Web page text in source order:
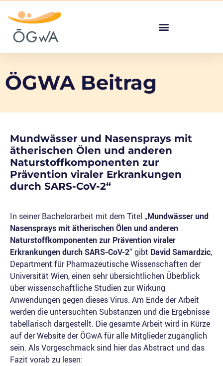
ÖGWA Beitrag
Mundwässer und Nasensprays mit
ätherischen Ölen und anderen
Naturstoffkomponenten zur
Prävention viraler Erkrankungen
durch SARS-CoV-2“
In seiner Bachelorarbeit mit dem Titel „Mundwässer und
Nasensprays mit ätherischen Ölen und anderen
Naturstoffkomponenten zur Prävention viraler
Erkrankungen durch SARS-CoV-2“ gibt David Samardzic,
Department für Pharmazeutische Wissenschaften der
Universität Wien, einen sehr übersichtlichen Überblick
über wissenschaftliche Studien zur Wirkung
Anwendungen gegen dieses Virus. Am Ende der Arbeit
werden die untersuchten Substanzen und die Ergebnisse
tabellarisch dargestellt. Die gesamte Arbeit wird in Kürze
auf der Website der ÖGwA für alle Mitglieder zugänglich
sein. Als Vorgeschmack sind hier das Abstract und das
Fazit vorab zu lesen: